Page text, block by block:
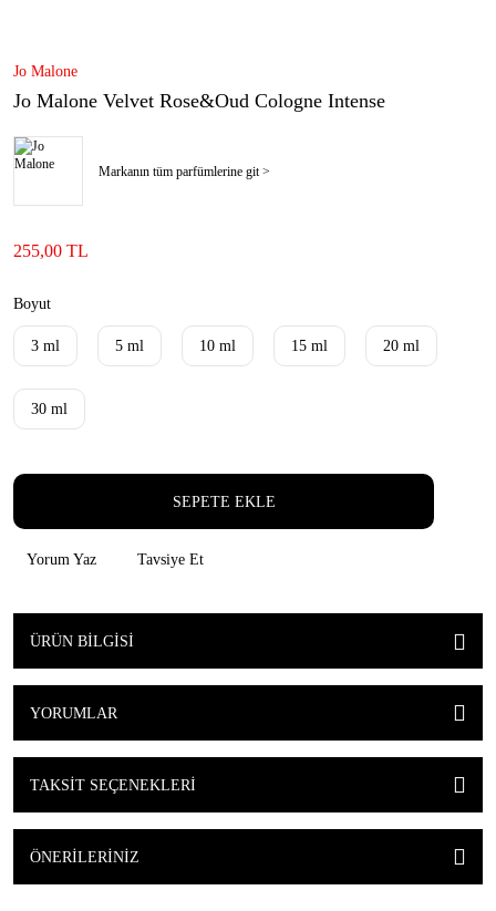
Jo Malone
Jo Malone Velvet Rose&Oud Cologne Intense
Markanın tüm parfümlerine git >
255,00 TL
Boyut
3 ml 5 ml 10 ml 15 ml 20 ml
30 ml
SEPETE EKLE
Yorum Yaz Tavsiye Et
ÜRÜN BILGISI
YORUMLAR
TAKSIT SEÇENEKLERI
ÖNERILERINIZ